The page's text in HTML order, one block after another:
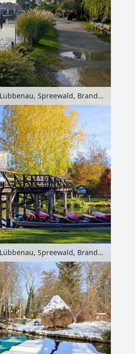
Großer Spreewaldhafen in Lübbenau, Spreewald, Brandenburg, Deutschland
Großer Spreewaldhafen in Lübbenau, Spreewald, Brandenburg, Deutschland